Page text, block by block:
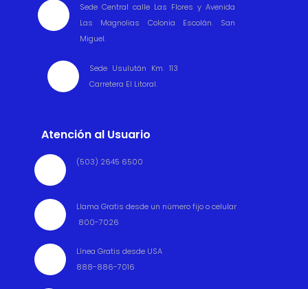
Sede Central calle Las Flores y Avenida
Las Magnolias Colonia Escolán. San
Miguel.
Sede Usulután Km. 113
Carretera El Litoral.
Atención al Usuario
(503) 2645 6500
Llama Gratis desde un número fijo o celular
800-7026
Línea Gratis desde USA
888-886-7016